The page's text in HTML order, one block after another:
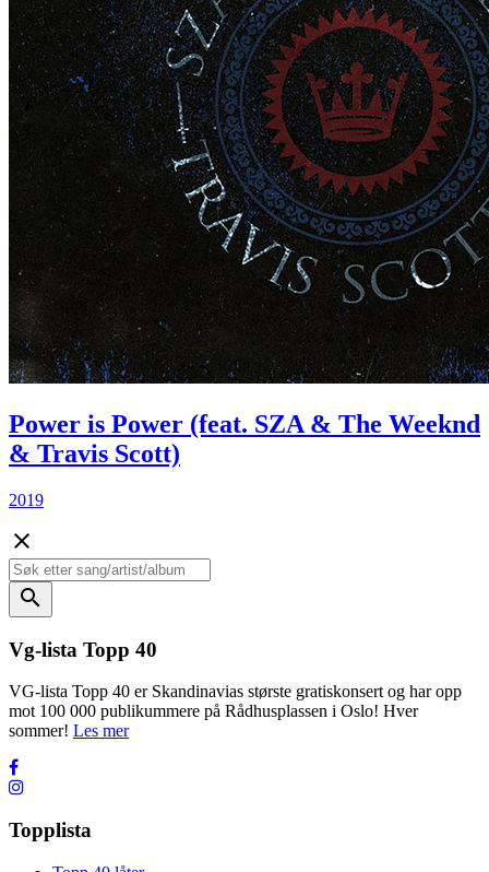
Power is Power (feat. SZA & The Weeknd
& Travis Scott)
2019
close
search
Vg-lista Topp 40
VG-lista Topp 40 er Skandinavias største gratiskonsert og har opp
mot 100 000 publikummere på Rådhusplassen i Oslo! Hver
sommer! Les mer
Topplista